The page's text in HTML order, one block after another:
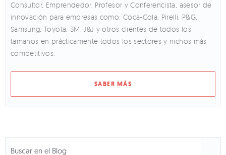
Consultor, Emprendedor, Profesor y Conferencista, asesor de
innovación para empresas como: Coca-Cola, Pirelli, P&G,
Samsung, Toyota, 3M, J&J y otros clientes de todos los
tamaños en prácticamente todos los sectores y nichos más
competitivos.
SABER MÁS